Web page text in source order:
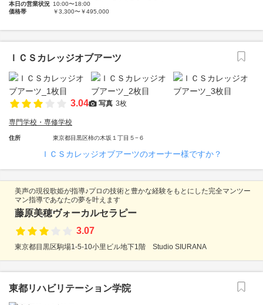
本日の営業状況 10:00〜18:00
価格帯
￥3,300〜￥495,000
ＩＣＳカレッジオブアーツ
3.04 写真 3枚
専門学校・専修学校
住所 東京都目黒区柿の木坂１丁目５−６
ＩＣＳカレッジオブアーツのオーナー様ですか？
美声の現役歌姫が指導♪プロの技術と豊かな経験をもとにした完全マンツー
マン指導であなたの夢を叶えます
藤原美穂ヴォーカルセラピー
3.07
東京都目黒区駒場1-5-10小里ビル地下1階 Studio SIURANA
東都リハビリテーション学院